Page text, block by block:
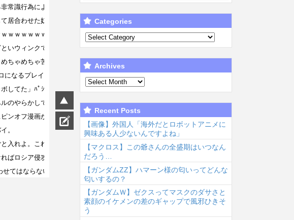
Categories
Archives
Recent Posts
【画像】外国人「海外だとロボットアニメに
興味ある人少ないんですよね」
【マクロス】この爺さんの全盛期はいつなん
だろう…
【ガンダムΖΖ】ハマーン様の匂いってどんな
匂いするの？
【ガンダムＷ】ゼクスってマスクのダサさと
素顔のイケメンの差のギャップで風邪ひきそ
う